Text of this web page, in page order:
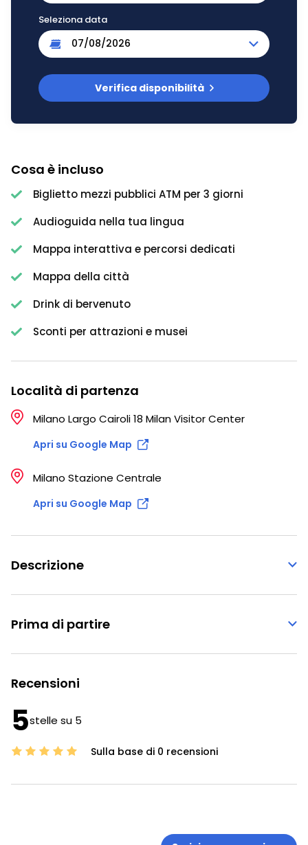
Seleziona data
Verifica disponibilità
Cosa è incluso
Biglietto mezzi pubblici ATM per 3 giorni
Audioguida nella tua lingua
Mappa interattiva e percorsi dedicati
Mappa della città
Drink di bervenuto
Sconti per attrazioni e musei
Località di partenza
Milano Largo Cairoli 18 Milan Visitor Center
Apri su Google Map
Milano Stazione Centrale
Apri su Google Map
Descrizione
Prima di partire
Recensioni
5stelle su 5
Sulla base di 0 recensioni